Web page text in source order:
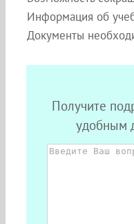
Информация об
Документы
Получите
удобным